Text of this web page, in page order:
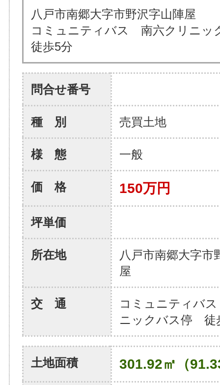
八戸市南郷大字市野沢字山陣屋
コミュニティバス 南六クリニ
徒歩5分
問合せ番号
種 別 売買土地
様 態 一般
価 格 150万円
坪単価
所在地
八戸市南郷大字市
屋
交 通
コミュニティバ
ニックバス停 徒
土地面積 301.92㎡（